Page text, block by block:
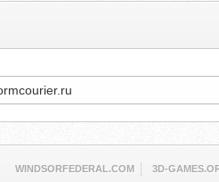
WINDSORFEDERAL.COM 3D-